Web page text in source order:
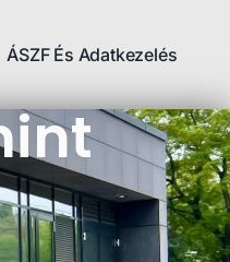
ÁSZF És Adatkezelés